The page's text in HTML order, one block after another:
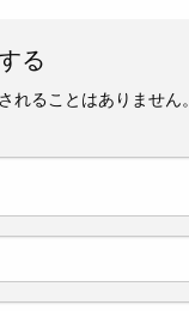
る
れることはありません。